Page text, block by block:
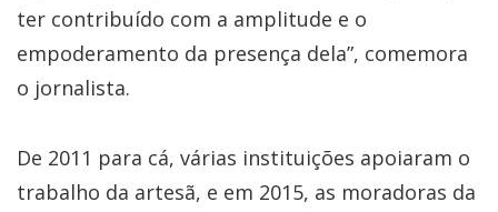
ter contribuído com a amplitude e o
empoderamento da presença dela”, comemora
o jornalista.
De 2011 para cá, várias instituições apoiaram o
trabalho da artesã, e em 2015, as moradoras da